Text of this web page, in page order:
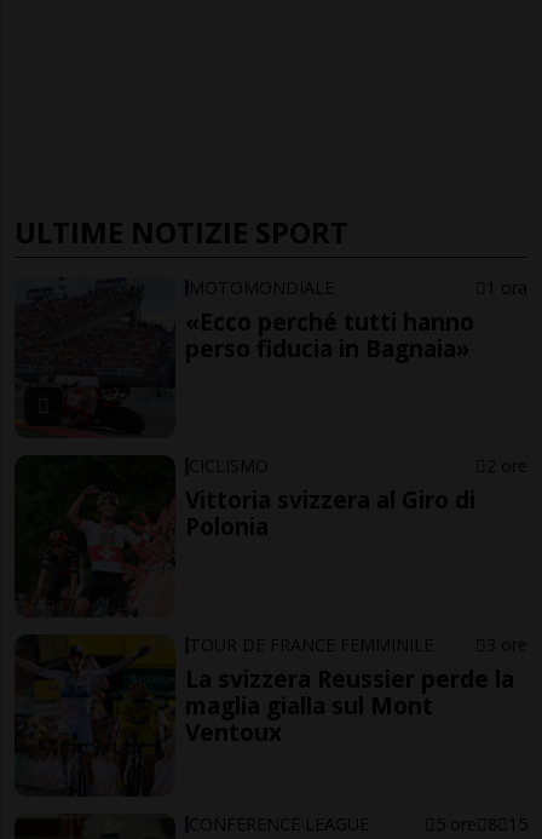
ULTIME NOTIZIE SPORT
MOTOMONDIALE 1 ora
«Ecco perché tutti hanno
perso fiducia in Bagnaia»
CICLISMO 2 ore
Vittoria svizzera al Giro di
Polonia
TOUR DE FRANCE FEMMINILE 3 ore
La svizzera Reussier perde la
maglia gialla sul Mont
Ventoux
CONFERENCE LEAGUE 5 ore 8 15